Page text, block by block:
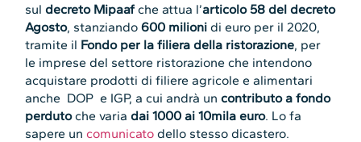
suldecreto Mipaaf che attua l’articolo 58 del decreto
Agosto, stanziando600 milionidi euro per il 2020,
tramite il Fondo per la filiera della ristorazione, per
le imprese del settore ristorazione che intendono
acquistare prodotti di filiere agricole e alimentari
anche DOP e IGP, a cui andrà uncontributo a fondo
perdutoche variadai 1000 ai 10mila euro. Lo fa
sapere uncomunicato dello stesso dicastero.